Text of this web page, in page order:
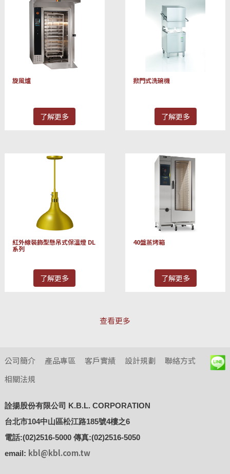
旋風爐
了解更多
掀門式洗碗機
了解更多
紅外線裝飾型懸吊式保溫燈 DL
系列
了解更多
40盤蒸烤箱
了解更多
查看更多
公司簡介 產品專區 客戶實績 設計規劃
聯絡方式
相關法規
詮揚股份有限公司 K.B.L. CORPORATION
台北市104中山區松江路185號4樓之6
電話:(02)2516-5000 傳真:(02)2516-5050
email: kbl@kbl.com.tw